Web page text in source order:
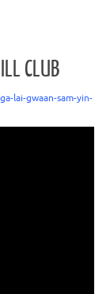
CLUB
lai-gwaan-sam-yin-